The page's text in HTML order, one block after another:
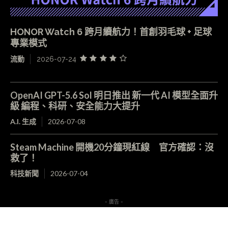
HONOR Watch 6 跨月續航力！首創羽毛球 + 足球
專業模式
流動 2026-07-24
OpenAI GPT-5.6 Sol 明日推出 新一代 AI 模型全面升
級 編程、科研、安全能力大提升
A.I. 生成 2026-07-08
Steam Machine 開機20分鐘現紅線 官方確認：沒
救了！
科技新聞 2026-07-04
- 廣告 -